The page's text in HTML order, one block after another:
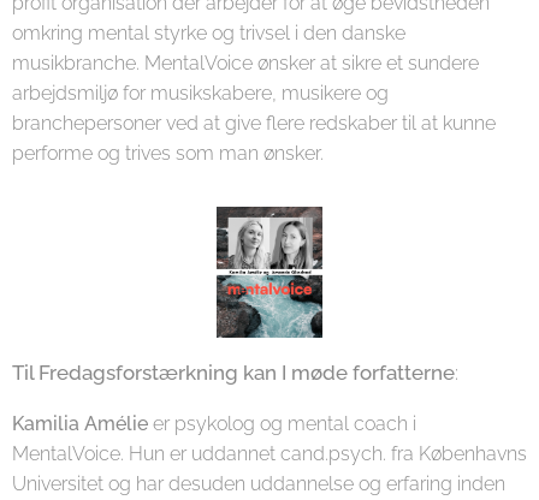
omkring mental styrke og trivsel i den danske
musikbranche. MentalVoice ønsker at sikre et sundere
arbejdsmiljø for musikskabere, musikere og
branchepersoner ved at give flere redskaber til at kunne
performe og trives som man ønsker.
Til Fredagsforstærkning kan I møde forfatterne:
Kamilia Amélie er psykolog og mental coach i
MentalVoice. Hun er uddannet cand.psych. fra Københavns
Universitet og har desuden uddannelse og erfaring inden